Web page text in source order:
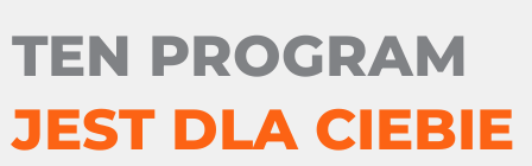
TEN PROGRAM
JEST DLA CIEBIE